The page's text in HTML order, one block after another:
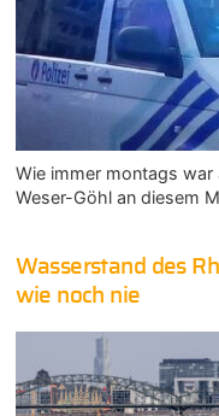
Wie immer montags war
Weser-Göhl an diesem
Wasserstand des
wie noch nie